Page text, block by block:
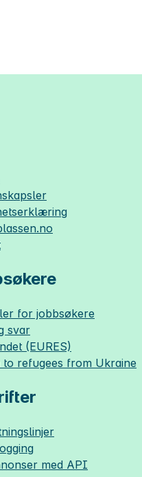
for jobbsøkere
svar
(EURES)
refugees from Ukraine
med API